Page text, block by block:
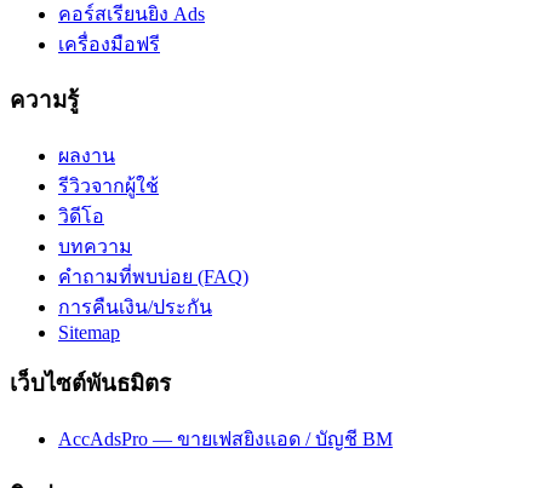
คอร์สเรียนยิง Ads
เครื่องมือฟรี
ความรู้
ผลงาน
รีวิวจากผู้ใช้
วิดีโอ
บทความ
คำถามที่พบบ่อย (FAQ)
การคืนเงิน/ประกัน
Sitemap
เว็บไซต์พันธมิตร
AccAdsPro — ขายเฟสยิงแอด / บัญชี BM